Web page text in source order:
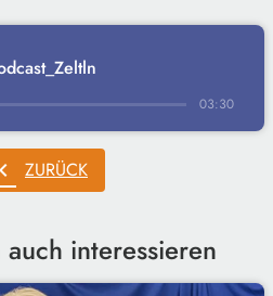
03:30
chevron_left ZURÜCK
interessieren